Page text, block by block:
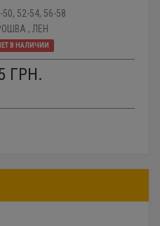
50, 52-54, 56-58
, ЛЕН
В НАЛИЧИИ
ГРН.